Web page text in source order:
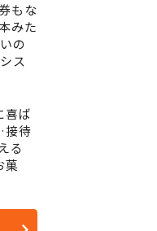
もな
みた
の
ス
喜ば
接待
る
菓